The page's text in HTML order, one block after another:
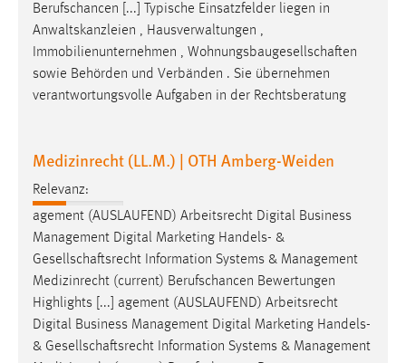
Berufschancen [...] Typische Einsatzfelder liegen in
Anwaltskanzleien , Hausverwaltungen ,
Immobilienunternehmen , Wohnungsbaugesellschaften
sowie Behörden und Verbänden . Sie übernehmen
verantwortungsvolle Aufgaben in der Rechtsberatung
Medizinrecht (LL.M.) | OTH Amberg-Weiden
Relevanz:
agement (AUSLAUFEND) Arbeitsrecht Digital Business
Management Digital Marketing Handels- &
Gesellschaftsrecht Information Systems & Management
Medizinrecht (current) Berufschancen Bewertungen
Highlights [...] agement (AUSLAUFEND) Arbeitsrecht
Digital Business Management Digital Marketing Handels-
& Gesellschaftsrecht Information Systems & Management